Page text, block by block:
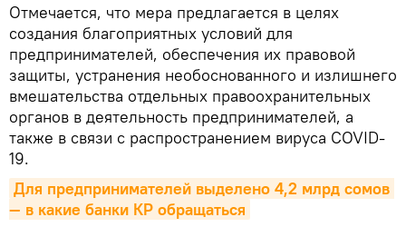
Отмечается, что мера предлагается в целях
создания благоприятных условий для
предпринимателей, обеспечения их правовой
защиты, устранения необоснованного и излишнего
вмешательства отдельных правоохранительных
органов в деятельность предпринимателей, а
также в связи с распространением вируса COVID-
19.
Для предпринимателей выделено 4,2 млрд сомов
— в какие банки КР обращаться